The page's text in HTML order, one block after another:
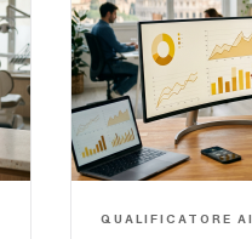
QUALIFICATORE AI